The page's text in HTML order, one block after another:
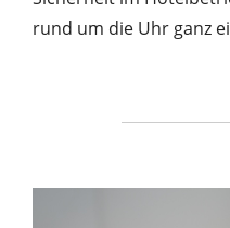
rund um die Uhr ganz